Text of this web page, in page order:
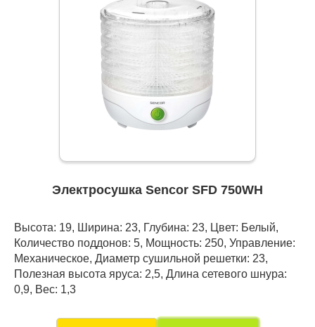
Электросушка Sencor SFD 750WH
Высота: 19, Ширина: 23, Глубина: 23, Цвет: Белый,
Количество поддонов: 5, Мощность: 250, Управление:
Механическое, Диаметр сушильной решетки: 23,
Полезная высота яруса: 2,5, Длина сетевого шнура:
0,9, Вес: 1,3